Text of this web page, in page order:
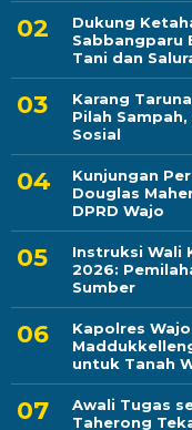
Dukung
Sabbangparu
Tani dan
Karang
Pilah
Sosial
Kunjungan
Douglas
DPRD Wajo
Instruksi Wali
2026:
Sumber
Kapolres
untuk Tanah
Awali Tugas
Taherong